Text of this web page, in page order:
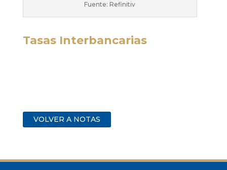
Fuente: Refinitiv
Tasas Interbancarias
VOLVER A NOTAS